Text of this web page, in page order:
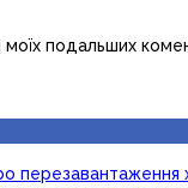
подальших
перезавантаження